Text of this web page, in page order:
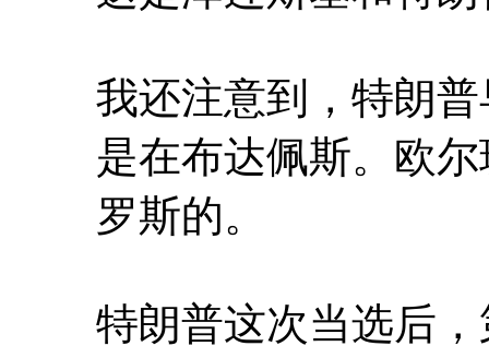
我还注意到，特朗
是在布达佩斯。欧
罗斯的。
特朗普这次当选后